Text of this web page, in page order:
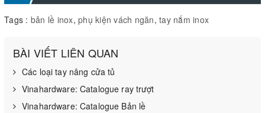
Tags : bản lề inox, phụ kiện vách ngăn, tay nắm inox
BÀI VIẾT LIÊN QUAN
Các loại tay nâng cửa tủ
Vinahardware: Catalogue ray trượt
Vinahardware: Catalogue Bản lề